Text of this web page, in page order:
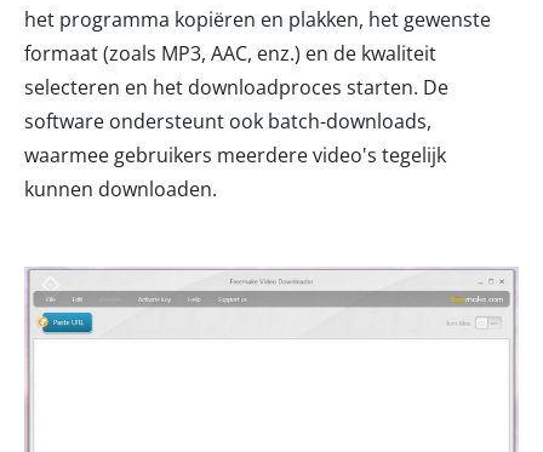
het programma kopiëren en plakken, het gewenste
formaat (zoals MP3, AAC, enz.) en de kwaliteit
selecteren en het downloadproces starten. De
software ondersteunt ook batch-downloads,
waarmee gebruikers meerdere video's tegelijk
kunnen downloaden.